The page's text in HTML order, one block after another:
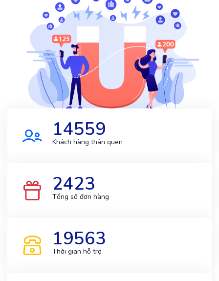
14559
Khách hàng thân quen
2423
Tổng số đơn hàng
19563
Thời gian hỗ trợ